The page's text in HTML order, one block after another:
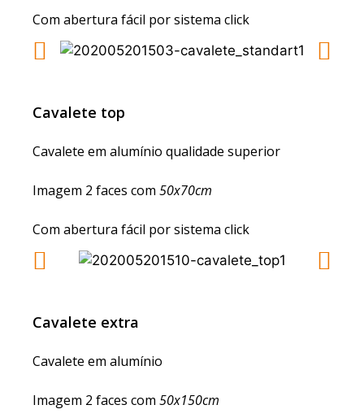
Com abertura fácil por sistema click
Cavalete top
Cavalete em alumínio qualidade superior
Imagem 2 faces com 50x70cm
Com abertura fácil por sistema click
Cavalete extra
Cavalete em alumínio
Imagem 2 faces com 50x150cm